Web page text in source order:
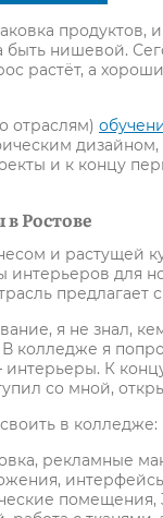
быть нишевой.
растёт, а
отраслям)
и к концу
Ростове
и растущей
интерьеров для
предлагает
я не знал,
колледже я
К
со мной,
в колледже:
рекламные
помещения,